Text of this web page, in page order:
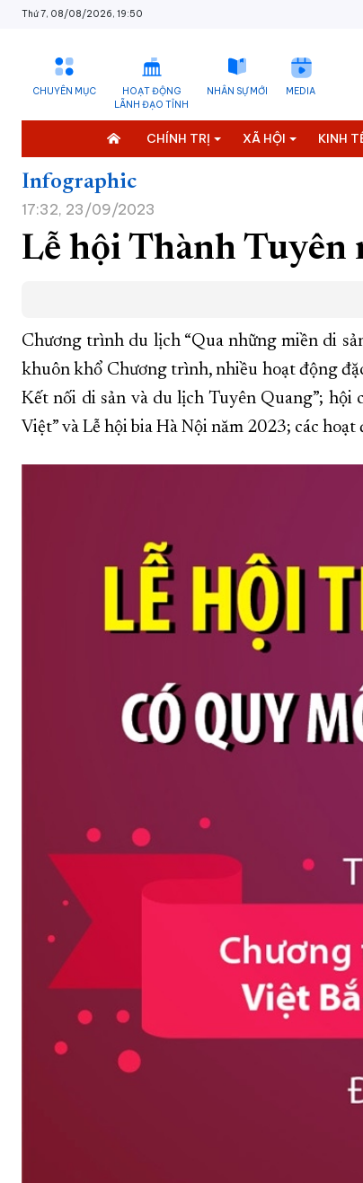
Thứ 7, 08/08/2026, 19:50
CHUYÊN MỤC
HOẠT ĐỘNG
LÃNH ĐẠO TỈNH
NHÂN SỰ MỚI MEDIA
CHÍNH TRỊ XÃ HỘI KINH
Infographic
17:32, 23/09/2023
Lễ hội Thành
Chương trình du lịch “Qua những miền di
khuôn khổ Chương trình, nhiều hoạt động
Kết nối di sản và du lịch Tuyên Quang”;
Việt” và Lễ hội bia Hà Nội năm 2023; các